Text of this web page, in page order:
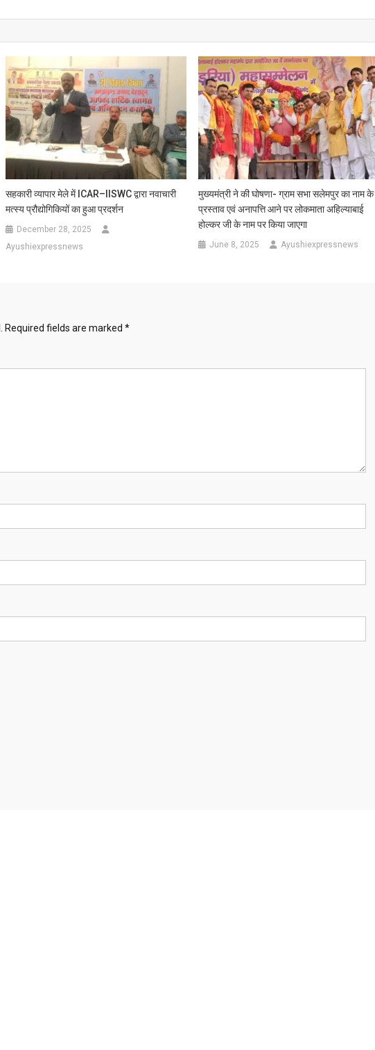
सहकारी व्यापार मेले में ICAR–IISWC द्वारा नवाचारी
मत्स्य प्रौद्योगिकियों का हुआ प्रदर्शन
December 28, 2025
Ayushiexpressnews
मुख्यमंत्री ने की घोषणा- ग्राम सभा सलेमपुर का नाम के
प्रस्ताव एवं अनापत्ति आने पर लोकमाता अहिल्याबाई
होल्कर जी के नाम पर किया जाएगा
June 8, 2025 Ayushiexpressnews
Required fields are marked *